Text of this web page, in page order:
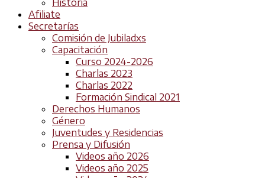
Historia
Afiliate
Secretarías
Comisión de Jubiladxs
Capacitación
Curso 2024-2026
Charlas 2023
Charlas 2022
Formación Sindical 2021
Derechos Humanos
Género
Juventudes y Residencias
Prensa y Difusión
Videos año 2026
Videos año 2025